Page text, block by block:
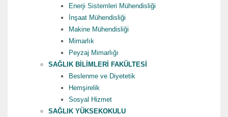
Enerji Sistemleri Mühendisliği
İnşaat Mühendisliği
Makine Mühendisliği
Mimarlık
Peyzaj Mimarlığı
SAĞLIK BİLİMLERİ FAKÜLTESİ
Beslenme ve Diyetetik
Hemşirelik
Sosyal Hizmet
SAĞLIK YÜKSEKOKULU